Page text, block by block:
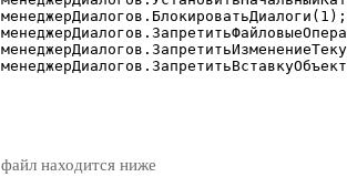
файл находится ниже